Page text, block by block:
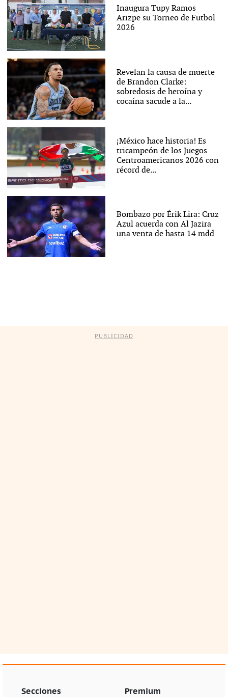
Inaugura Tupy Ramos
Arizpe su Torneo de Futbol
2026
Revelan la causa de muerte
de Brandon Clarke:
sobredosis de heroína y
cocaína sacude a la...
¡México hace historia! Es
tricampeón de los Juegos
Centroamericanos 2026 con
récord de...
Bombazo por Érik Lira: Cruz
Azul acuerda con Al Jazira
una venta de hasta 14 mdd
PUBLICIDAD
Secciones Premium